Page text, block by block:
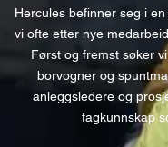
Hercules befinner seg i
vi ofte etter nye
Først og fremst søker
borvogner og
anleggsledere og
fagkunnskap